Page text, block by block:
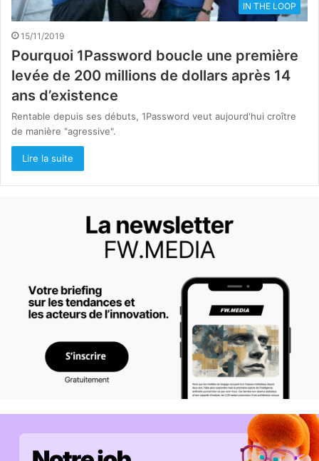
IN THE LOOP
15/11/2019
Pourquoi 1Password boucle une première
levée de 200 millions de dollars après 14
ans d’existence
Rentable depuis ses débuts, 1Password veut aujourd'hui croître
de manière "agressive".
Lire la suite